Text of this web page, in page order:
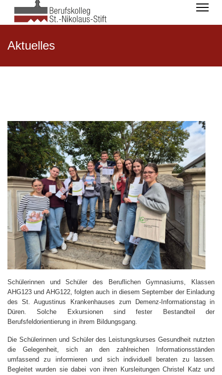
Aktuelles
Schülerinnen und Schüler des Beruflichen Gymnasiums, Klassen
AHG123 und AHG122, folgten auch in diesem September der Einladung
des St. Augustinus Krankenhauses zum Demenz-Informationstag in
Düren. Solche Exkursionen sind fester Bestandteil der
Berufsfeldorientierung in ihrem Bildungsgang.
Die Schülerinnen und Schüler des Leistungskurses Gesundheit nutzten
die Gelegenheit, sich an den zahlreichen Informationsständen
umfassend zu informieren und sich individuell beraten zu lassen.
Begleitet wurden sie dabei von ihren Kursleitungen Christel Katz und